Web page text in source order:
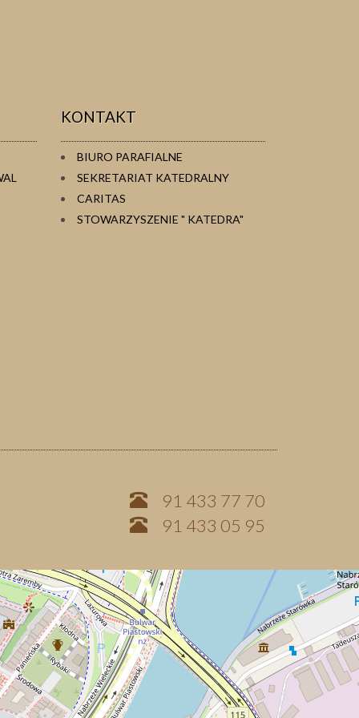
KONTAKT
BIURO PARAFIALNE
SEKRETARIAT KATEDRALNY
CARITAS
STOWARZYSZENIE " KATEDRA"
91 433 77 70
91 433 05 95